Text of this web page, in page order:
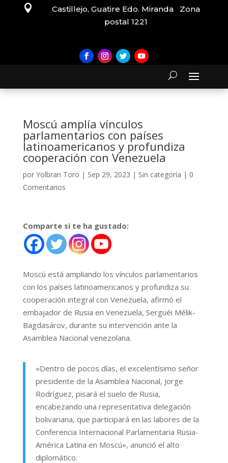

Castillejo, Guatire Edo. Miranda Zona
postal 1221
Moscú amplía vínculos
parlamentarios con países
latinoamericanos y profundiza
cooperación con Venezuela
por Yolbran Toro | Sep 29, 2023 | Sin categoría | 0
Comentarios
Comparte si te ha gustado:
Moscú está ampliando los vínculos parlamentarios
con los países latinoamericanos y profundiza su
cooperación integral con Venezuela, afirmó el
embajador de Rusia en Venezuela, Serguéi Mélik-
Bagdasárov, durante su intervención ante la
Asamblea Nacional venezolana.
«Dentro de pocos días, el excelentísimo señor
presidente de la Asamblea Nacional, Jorge
Rodríguez, pisará el suelo de Rusia,
encabezando una representativa delegación
bolivariana, que participará en las labores de la
Conferencia Internacional Parlamentaria Rusia-
América Latina en Moscú», anunció el alto
diplomático.